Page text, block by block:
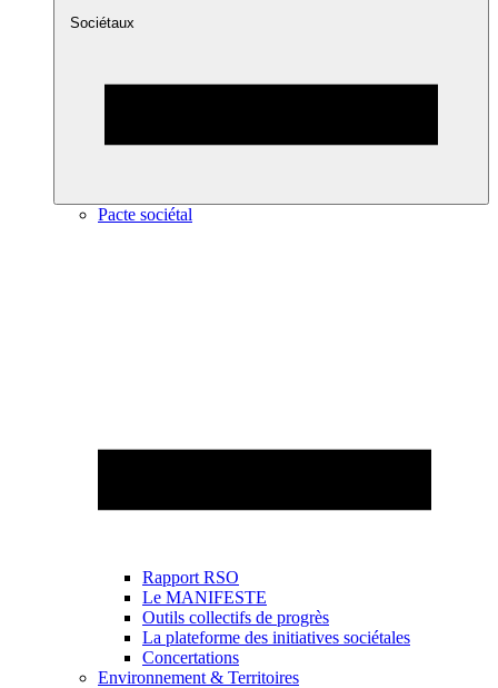
Sociétaux
Pacte sociétal
Rapport RSO
Le MANIFESTE
Outils collectifs de progrès
La plateforme des initiatives sociétales
Concertations
Environnement & Territoires